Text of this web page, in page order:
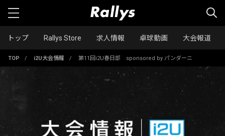
トップ Rallys Store 求人情報 卓球動画 大会報道
TOP / i2U大会情報 / 第11回i2U春日部 sponsored by パンダーニ